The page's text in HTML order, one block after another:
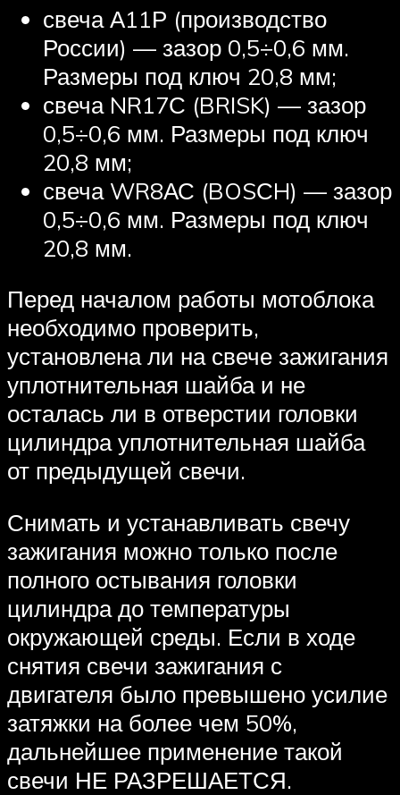
свеча А11Р (производство
России) — зазор 0,5÷0,6 мм.
Размеры под ключ 20,8 мм;
свеча NR17С (BRISK) — зазор
0,5÷0,6 мм. Размеры под ключ
20,8 мм;
свеча WR8АС (BOSСH) — зазор
0,5÷0,6 мм. Размеры под ключ
20,8 мм.
Перед началом работы мотоблока
необходимо проверить,
установлена ли на свече зажигания
уплотнительная шайба и не
осталась ли в отверстии головки
цилиндра уплотнительная шайба
от предыдущей свечи.
Снимать и устанавливать свечу
зажигания можно только после
полного остывания головки
цилиндра до температуры
окружающей среды. Если в ходе
снятия свечи зажигания с
двигателя было превышено усилие
затяжки на более чем 50%,
дальнейшее применение такой
свечи НЕ РАЗРЕШАЕТСЯ.